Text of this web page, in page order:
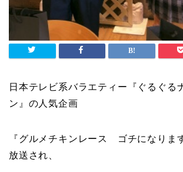
日本テレビ系バラエティー『 ぐるぐる
ン 』の人気企画
『グルメチキンレース ゴチになりま
放送され、